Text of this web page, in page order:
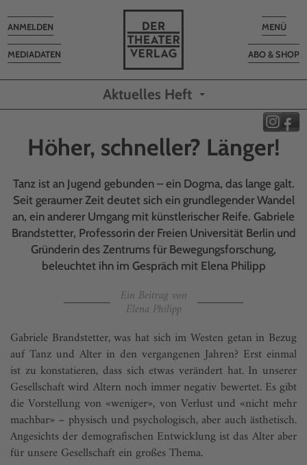
Toggle
MENÜ
ABO & SHOP
MEDIADATEN
Toggle
navigation
ANMELDEN
Aktuelles Heft
Höher, schneller? Länger!
Tanz ist an Jugend gebunden – ein Dogma, das lange galt.
Seit geraumer Zeit deutet sich ein grundlegender Wandel
an, ein anderer Umgang mit künstlerischer Reife. Gabriele
Brandstetter, Professorin der Freien Universität Berlin und
Gründerin des Zentrums für Bewegungsforschung,
beleuchtet ihn im Gespräch mit Elena Philipp
Ein Beitrag von
Elena Philipp
Gabriele Brandstetter, was hat sich im Westen getan in Bezug
auf Tanz und Alter in den vergangenen Jahren? Erst einmal
ist zu konstatieren, dass sich etwas verändert hat. In unserer
Gesellschaft wird Altern noch immer negativ bewertet. Es gibt
die Vorstellung von «weniger», von Verlust und «nicht mehr
machbar» – physisch und psychologisch, aber auch ästhetisch.
Angesichts der demografischen Entwicklung ist das Alter aber
für unsere Gesellschaft ein großes Thema.